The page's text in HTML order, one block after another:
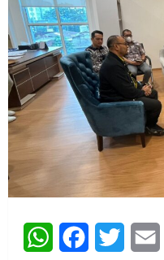
WhatsAppFacebookTwitter